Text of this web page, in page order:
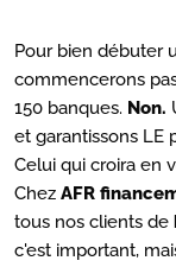
Pour bien débuter
commencerons
150 banques. Non.
et garantissons LE
Celui qui croira en
Chez AFR
tous nos clients de
c'est important,